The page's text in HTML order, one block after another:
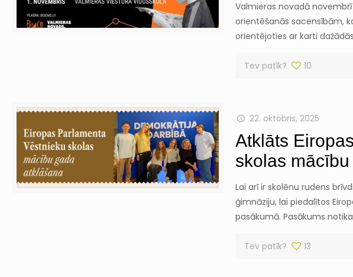
Valmieras novadā
orientēšanās sacensībām,
orientējoties ar karti
Tev patīk? 10
22. oktobris, 2025
Atklāts
skolas
Lai arī ir skolēnu rudens
ģimnāziju, lai piedalītos
pasākumā. Pasākums notika
Tev patīk? 13